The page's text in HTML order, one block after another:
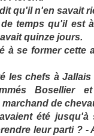
qu'il n'en savait
temps qu'il est
quinze jours.
à se former cette
les chefs à
Bosellier
de
été jusqu'à
leur parti ? -